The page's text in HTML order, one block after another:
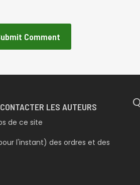
LES AUTEURS
de ce site
l'instant) des ordres et des